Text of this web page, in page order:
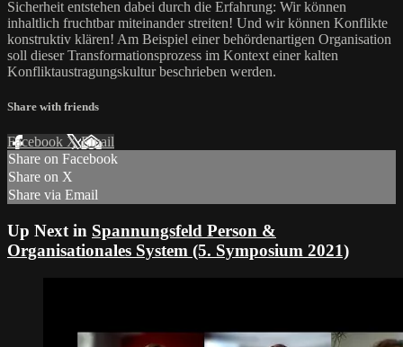
Sicherheit entstehen dabei durch die Erfahrung: Wir können
inhaltlich fruchtbar miteinander streiten! Und wir können Konflikte
konstruktiv klären! Am Beispiel einer behördenartigen Organisation
soll dieser Transformationsprozess im Kontext einer kalten
Konfliktaustragungskultur beschrieben werden.
Share with friends
Facebook XEmail
Share on Facebook
Share on X
Share via Email
Up Next in Spannungsfeld Person &
Organisationales System (5. Symposium 2021)